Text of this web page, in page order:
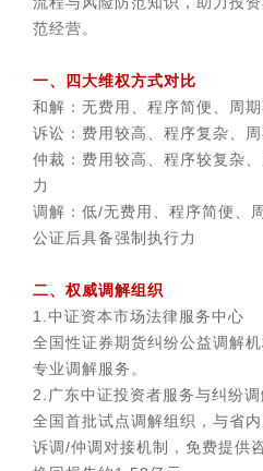
范经营。
一、四大维权方式对比
和解：无费用、程序简便、周
诉讼：费用较高、程序复杂、
仲裁：费用较高、程序较复杂
力
调解：低/无费用、程序简便、
公证后具备强制执行力
二、权威调解组织
1.中证资本市场法律服务中心
全国性证券期货纠纷公益调解
专业调解服务。
2.广东中证投资者服务与纠纷
全国首批试点调解组织，与省
诉调/仲调对接机制，免费提供